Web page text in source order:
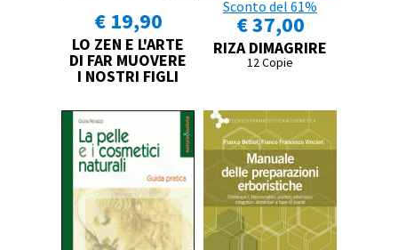
€ 19,90
LO ZEN E L'ARTE
DI FAR MUOVERE
I NOSTRI FIGLI
Sconto del 61%
€ 37,00
RIZA DIMAGRIRE
12 Copie